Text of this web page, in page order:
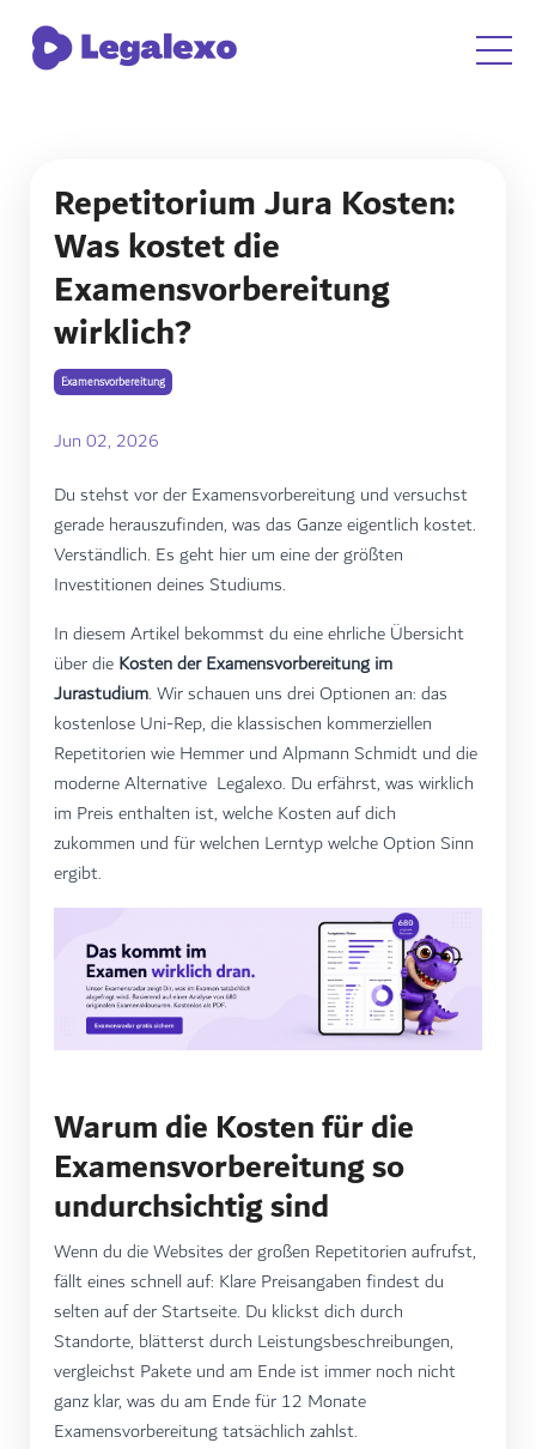
Repetitorium Jura Kosten:
Was kostet die
Examensvorbereitung
wirklich?
Examensvorbereitung
Jun 02, 2026
Du stehst vor der Examensvorbereitung und versuchst
gerade herauszufinden, was das Ganze eigentlich kostet.
Verständlich. Es geht hier um eine der größten
Investitionen deines Studiums.
In diesem Artikel bekommst du eine ehrliche Übersicht
über die Kosten der Examensvorbereitung im
Jurastudium. Wir schauen uns drei Optionen an: das
kostenlose Uni-Rep, die klassischen kommerziellen
Repetitorien wie Hemmer und Alpmann Schmidt und die
moderne Alternative Legalexo. Du erfährst, was wirklich
im Preis enthalten ist, welche Kosten auf dich
zukommen und für welchen Lerntyp welche Option Sinn
ergibt.
Warum die Kosten für die
Examensvorbereitung so
undurchsichtig sind
Wenn du die Websites der großen Repetitorien aufrufst,
fällt eines schnell auf: Klare Preisangaben findest du
selten auf der Startseite. Du klickst dich durch
Standorte, blätterst durch Leistungsbeschreibungen,
vergleichst Pakete und am Ende ist immer noch nicht
ganz klar, was du am Ende für 12 Monate
Examensvorbereitung tatsächlich zahlst.